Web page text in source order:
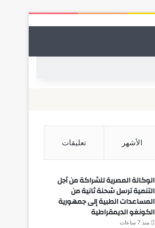
الأشهر تعليقات
الوكالة المصرية للشراكة من أجل
التنمية ترسل شحنة ثانية من
المساعدات الطبية إلى جمهورية
الكونغو الديمقراطية
منذ 7 ساعات